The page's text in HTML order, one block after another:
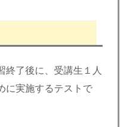
終了後に、受講生１人
に実施するテストで